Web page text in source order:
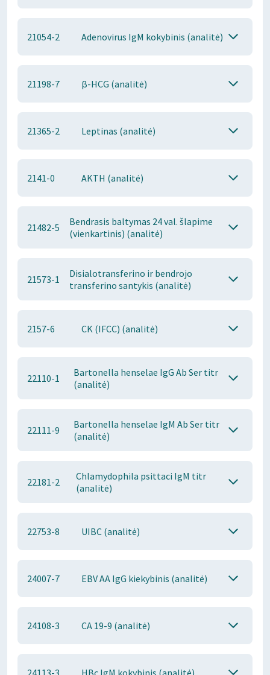
21054-2 Adenovirus IgM kokybinis (analitė)
21198-7 β-HCG (analitė)
21365-2 Leptinas (analitė)
2141-0 AKTH (analitė)
21482-5
Bendrasis baltymas 24 val. šlapime
(vienkartinis) (analitė)
21573-1
Disialotransferino ir bendrojo
transferino santykis (analitė)
2157-6 CK (IFCC) (analitė)
22110-1
Bartonella henselae IgG Ab Ser titr
(analitė)
22111-9
Bartonella henselae IgM Ab Ser titr
(analitė)
22181-2
Chlamydophila psittaci IgM titr
(analitė)
22753-8 UIBC (analitė)
24007-7 EBV AA IgG kiekybinis (analitė)
24108-3 CA 19-9 (analitė)
24113-3 HBc IgM kokybinis (analitė)